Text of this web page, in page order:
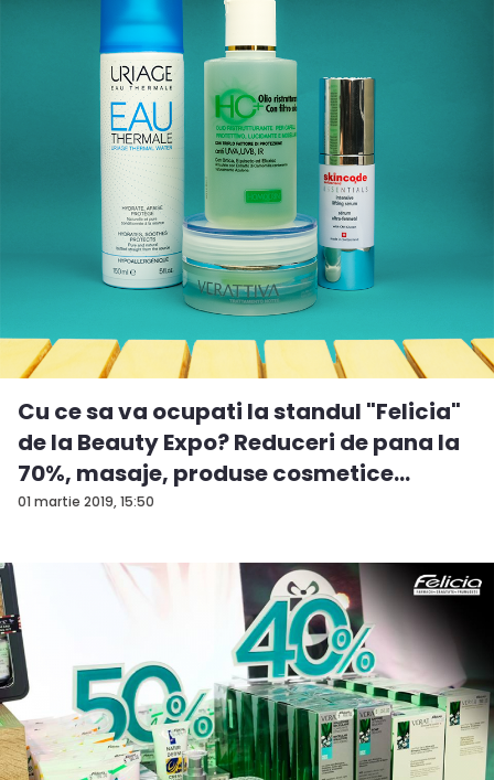
01 martie 2019, 15:50
Cu ce sa va ocupati la standul "Felicia"
de la Beauty Expo? Reduceri de pana la
70%, masaje, produse cosmetice
origin...